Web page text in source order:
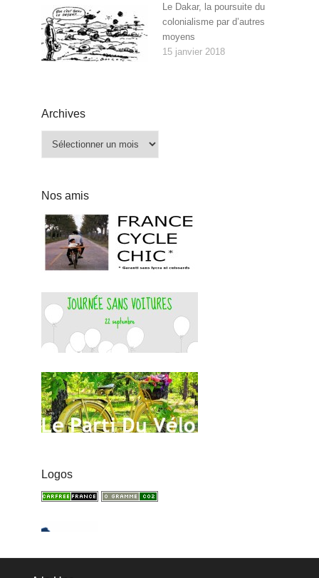
Le Dakar, la poursuite du
colonialisme par d’autres
moyens
15 janvier 2018
Archives
Nos amis
Logos